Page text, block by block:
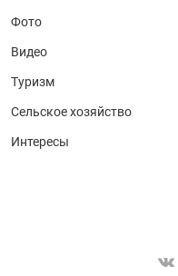
Фото
Видео
Туризм
Сельское хозяйство
Интересы